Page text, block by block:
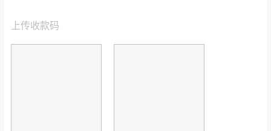
上传收款码